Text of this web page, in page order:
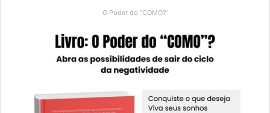
O Poder do "COMO?'